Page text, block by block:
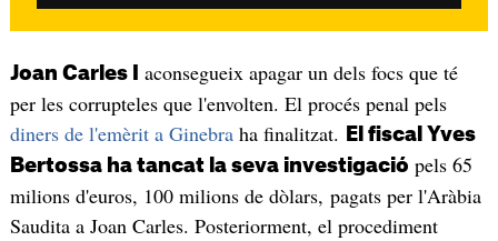
Joan Carles I
aconsegueix apagar un dels focs que té
per les corrupteles que l'envolten. El procés penal pels
diners de l'emèrit a Ginebraha finalitzat.
El fiscal Yves
Bertossa ha tancat la seva investigació pels 65
milions d'euros, 100 milions de dòlars, pagats per l'Aràbia
Saudita a Joan Carles. Posteriorment, el procediment